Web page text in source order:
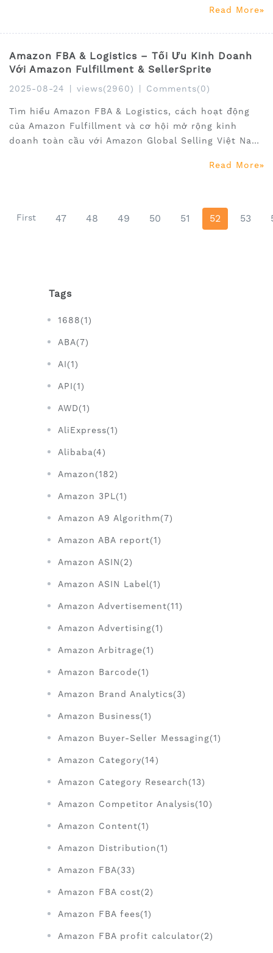
Read More
Amazon FBA & Logistics – Tối Ưu Kinh Doanh
Với Amazon Fulfillment & SellerSprite
2025-08-24 views(2960) Comments(0)
Tìm hiểu Amazon FBA & Logistics, cách hoạt động
của Amazon Fulfillment và cơ hội mở rộng kinh
doanh toàn cầu với Amazon Global Selling Việt Nam.
tối ưu listing để tăng trưởng trên Amazon.Read More
First 47 48 49 50 51 52 53
Tags
1688(1)
ABA(7)
AI(1)
API(1)
AWD(1)
AliExpress(1)
Alibaba(4)
Amazon(182)
Amazon 3PL(1)
Amazon A9 Algorithm(7)
Amazon ABA report(1)
Amazon ASIN(2)
Amazon ASIN Label(1)
Amazon Advertisement(11)
Amazon Advertising(1)
Amazon Arbitrage(1)
Amazon Barcode(1)
Amazon Brand Analytics(3)
Amazon Business(1)
Amazon Buyer-Seller Messaging(1)
Amazon Category(14)
Amazon Category Research(13)
Amazon Competitor Analysis(10)
Amazon Content(1)
Amazon Distribution(1)
Amazon FBA(33)
Amazon FBA cost(2)
Amazon FBA fees(1)
Amazon FBA profit calculator(2)